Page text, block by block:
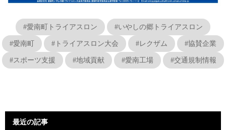
#愛南町トライアスロン #いやしの郷トライアスロン
#愛南町 #トライアスロン大会 #レクザム #協賛企業
#スポーツ支援 #地域貢献 #愛南工場 #交通規制情報
最近の記事